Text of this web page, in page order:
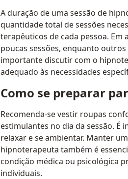
A duração de uma sessão de
quantidade total de sessões
terapêuticos de cada pessoa.
poucas sessões, enquanto
importante discutir com o
adequado às necessidades
Como se preparar
Recomenda-se vestir roupas
estimulantes no dia da sessão.
relaxar e se ambientar. Manter
hipnoterapeuta também é
condição médica ou psicológica
individuais.